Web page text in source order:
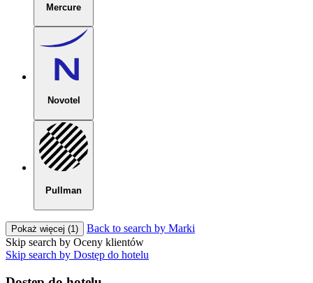
Mercure
Novotel
Pullman
Pokaż więcej (1)
Back to search by Marki
Skip search by Oceny klientów
Skip search by Dostęp do hotelu